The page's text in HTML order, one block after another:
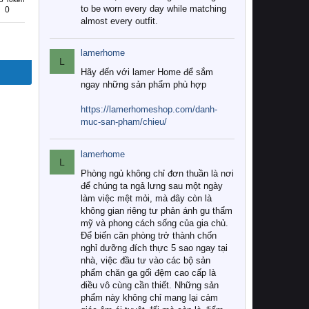
0
to be worn every day while matching
almost every outfit.
L
lamerhome
Hãy đến với lamer Home để sắm
ngay những sản phẩm phù hợp
https://lamerhomeshop.com/danh-
muc-san-pham/chieu/
L
lamerhome
Phòng ngủ không chỉ đơn thuần là nơi
để chúng ta ngả lưng sau một ngày
làm việc mệt mỏi, mà đây còn là
không gian riêng tư phản ánh gu thẩm
mỹ và phong cách sống của gia chủ.
Để biến căn phòng trở thành chốn
nghỉ dưỡng đích thực 5 sao ngay tại
nhà, việc đầu tư vào các bộ sản
phẩm chăn ga gối đệm cao cấp là
điều vô cùng cần thiết. Những sản
phẩm này không chỉ mang lại cảm